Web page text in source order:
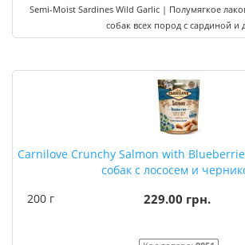
Semi-Moist Sardines Wild Garlic | Полумягкое
собак всех пород с сардиной и
Carnilove Crunchy Salmon with
собак с лососем и
200 г
229.00 грн.